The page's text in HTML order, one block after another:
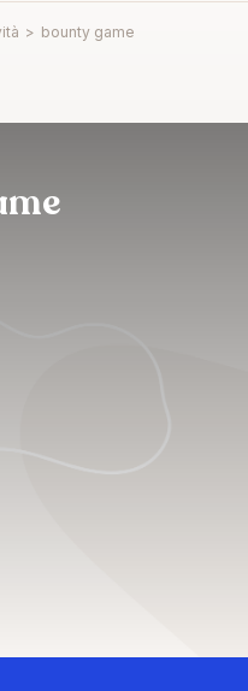
> bounty game